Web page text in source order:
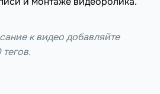
к видео добавляйте